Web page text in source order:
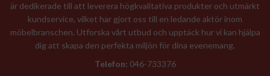
är dedikerade till att leverera högkvalitativa produkter och utmärkt
kundservice, vilket har gjort oss till en ledande aktör inom
möbelbranschen. Utforska vårt utbud och upptäck hur vi kan hjälpa
dig att skapa den perfekta miljön för dina evenemang.
Telefon: 046-733376